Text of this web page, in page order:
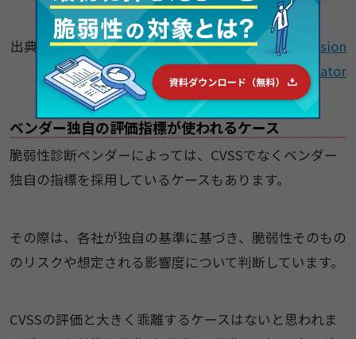
出典：Common Vulnerability Scoring System Version
3.1 Calculator
ベンダー独自の評価指標が使われるケース
脆弱性診断ベンダーによっては、CVSSでなくベンダー
独自の指標を採用しているケースもあります。
その際は、各社が独自の基準に基づき、脆弱性そのもの
のリスクや想定される影響度について判断しています。
CVSSの評価と大きく乖離するケースはないと思われま